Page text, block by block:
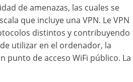
de amenazas, las cuales se
que incluye una VPN. Le VPN
distintos y contribuyendo
utilizar en el ordenador, la
punto de acceso WiFi público. La